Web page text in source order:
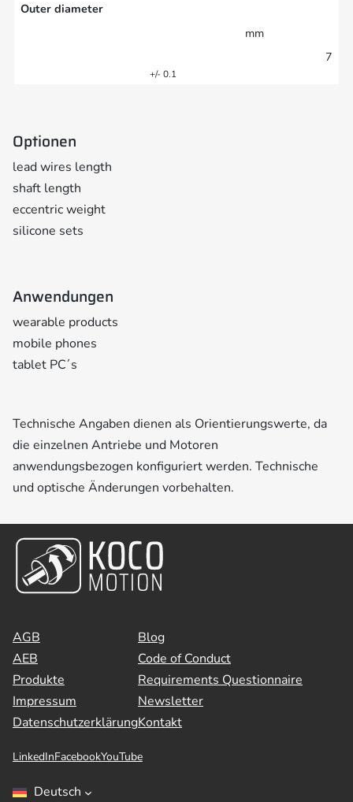
Outer diameter
mm
7
+/- 0.1
Optionen
lead wires length
shaft length
eccentric weight
silicone sets
Anwendungen
wearable products
mobile phones
tablet PC´s
Technische Angaben dienen als Orientierungswerte, da
die einzelnen Antriebe und Motoren
anwendungsbezogen konfiguriert werden. Technische
und optische Änderungen vorbehalten.
AGB
AEB
Produkte
Impressum
Datenschutzerklärung
Blog
Code of Conduct
Requirements Questionnaire
Newsletter
Kontakt
LinkedInFacebookYouTube
Deutsch